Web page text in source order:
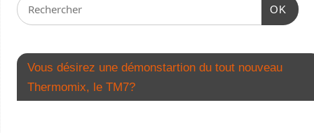
OK
Vous désirez une démonstartion du tout nouveau
Thermomix, le TM7?